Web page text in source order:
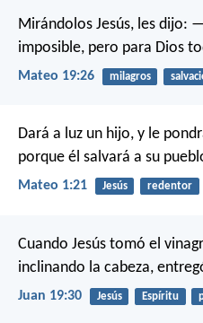
Mirándolos Jesús, les dijo:
imposible, pero para Dios
Mateo 19:26 milagros
Dará a luz un hijo, y le
porque él salvará a su
Mateo 1:21 Jesús redentor
Cuando Jesús tomó el
inclinando la cabeza,
Juan 19:30 Jesús Espíritu